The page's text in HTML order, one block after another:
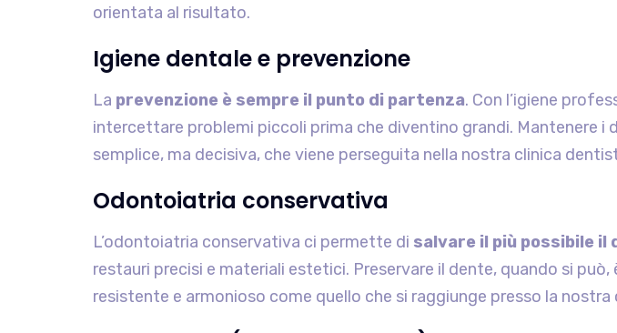
orientata al risultato.
Igiene dentale e prevenzione
La prevenzione è sempre il punto di partenza. Con l’igiene
intercettare problemi piccoli prima che diventino grandi. Mantenere i
semplice, ma decisiva, che viene perseguita nella nostra clinica
Odontoiatria conservativa
L’odontoiatria conservativa ci permette di salvare il più possibile il
restauri precisi e materiali estetici. Preservare il dente, quando si
resistente e armonioso come quello che si raggiunge presso la